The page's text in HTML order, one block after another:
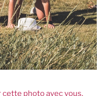
cette photo avec vous.